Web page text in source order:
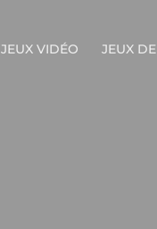
JEUX VIDÉO JEUX